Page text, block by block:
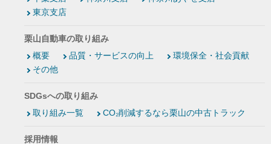
東京支店
栗山自動車の取り組み
概要
品質・サービスの向上
環境保全・社会貢献
その他
SDGsへの取り組み
取り組み一覧
CO₂削減するなら栗山の中古トラック
採用情報